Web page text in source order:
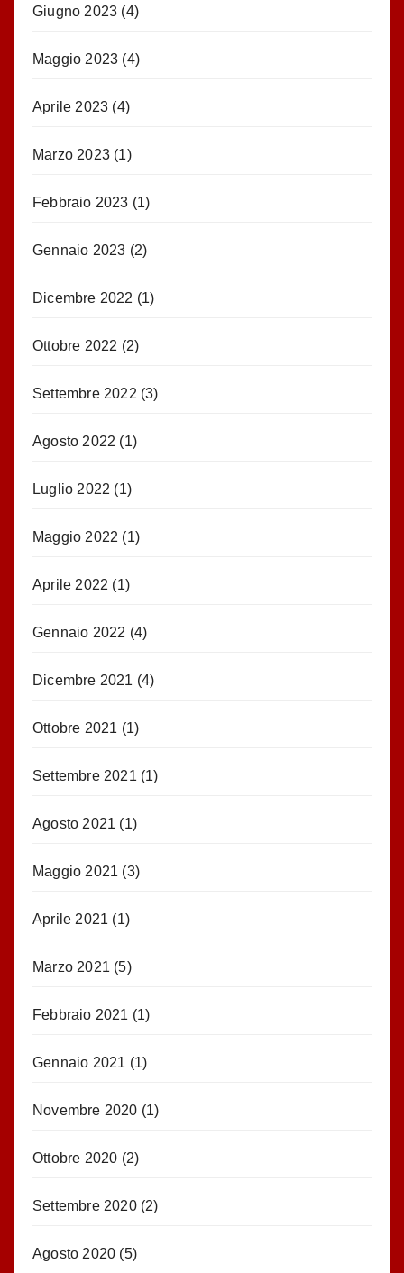
Giugno 2023 (4)
Maggio 2023 (4)
Aprile 2023 (4)
Marzo 2023 (1)
Febbraio 2023 (1)
Gennaio 2023 (2)
Dicembre 2022 (1)
Ottobre 2022 (2)
Settembre 2022 (3)
Agosto 2022 (1)
Luglio 2022 (1)
Maggio 2022 (1)
Aprile 2022 (1)
Gennaio 2022 (4)
Dicembre 2021 (4)
Ottobre 2021 (1)
Settembre 2021 (1)
Agosto 2021 (1)
Maggio 2021 (3)
Aprile 2021 (1)
Marzo 2021 (5)
Febbraio 2021 (1)
Gennaio 2021 (1)
Novembre 2020 (1)
Ottobre 2020 (2)
Settembre 2020(2)
Agosto 2020 (5)